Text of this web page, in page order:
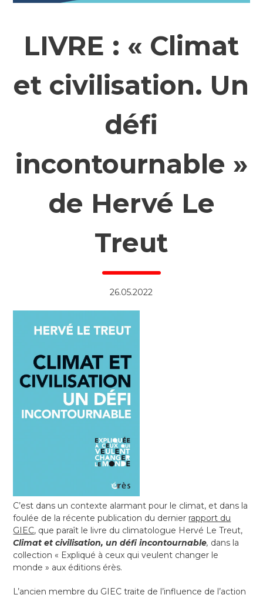
LIVRE : « Climat
et civilisation. Un
défi
incontournable »
de Hervé Le
Treut
26.05.2022
C’est dans un contexte alarmant pour le climat, et dans la
foulée de la récente publication du dernier rapport du
GIEC, que paraît le livre du climatologue Hervé Le Treut,
Climat et civilisation, un défi incontournable, dans la
collection « Expliqué à ceux qui veulent changer le
monde » aux éditions érès.
L’ancien membre du GIEC traite de l’influence de l’action